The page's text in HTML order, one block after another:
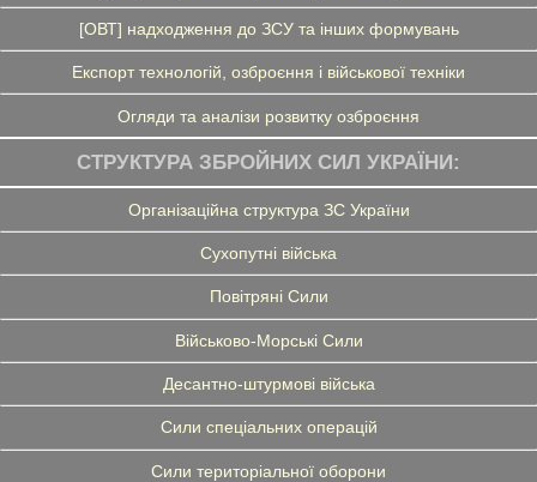
[ОВТ] надходження до ЗСУ та інших формувань
Експорт технологій, озброєння і військової техніки
Огляди та аналізи розвитку озброєння
СТРУКТУРА ЗБРОЙНИХ СИЛ УКРАЇНИ:
Організаційна структура ЗС України
Сухопутні війська
Повітряні Сили
Військово-Морські Сили
Десантно-штурмові війська
Сили спеціальних операцій
Сили територіальної оборони